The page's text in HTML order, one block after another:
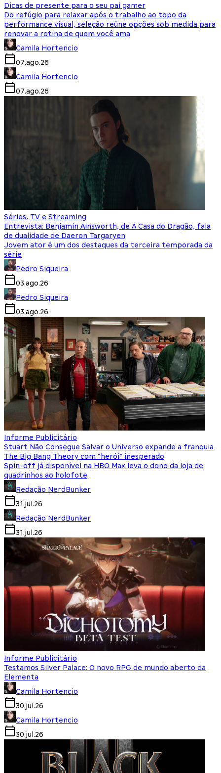
Dicas de presente para o seu pai gamer
Do refúgio para relaxar após o trabalho ao topo da
performance visual, seleção reúne opções sob medida para
renovar a rotina de quem você ama
Camila Hortencio
07.ago.26
Camila Hortencio
07.ago.26
Séries, TV e Streaming
Entrevista: Benjamin Ainsworth, de A Casa do Dragão, fala
de dualidade de Daeron Targaryen
Jovem ator é um dos destaques da terceira temporada da
série
Pedro Siqueira
03.ago.26
Pedro Siqueira
03.ago.26
Informe Publicitário
Stuart Não Consegue Salvar o Universo expande a franquia
The Big Bang Theory com “herói” inesperado
Spin-off já disponível na HBO Max leva o dono da loja de
quadrinhos ao holofote
Redação NerdBunker
31.jul.26
Redação NerdBunker
31.jul.26
Informe Publicitário
Testamos Silver Palace: O novo RPG de mundo aberto da
Elementa
Camila Hortencio
30.jul.26
Camila Hortencio
30.jul.26